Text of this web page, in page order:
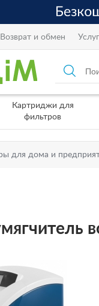
Возврат и обмен
Картриджи для
фильтров
для дома и